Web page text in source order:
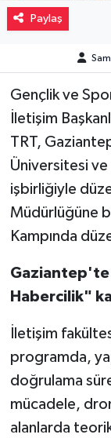
Paylaş
Gençlik ve
İletişim
TRT,
Üniversitesi ve
işbirliğiyle
Müdürlüğüne
Kampında
Gaziantep'te
Habercilik"
İletişim
programda,
doğrulama
mücadele,
alanlarda
Sinemalar
Siyaset
Spor
Teknoloji
Türkiye
Video
Yaşam
Yeme-